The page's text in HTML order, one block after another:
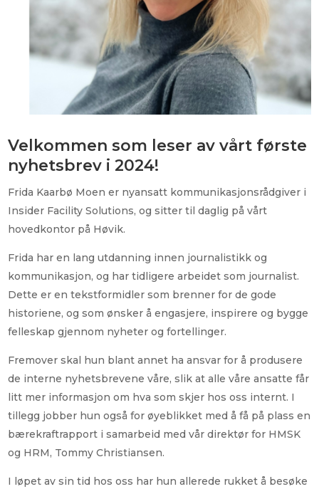
Velkommen som leser av vårt første
nyhetsbrev i 2024!
Frida Kaarbø Moen er nyansatt kommunikasjonsrådgiver i
Insider Facility Solutions, og sitter til daglig på vårt
hovedkontor på Høvik.
Frida har en lang utdanning innen journalistikk og
kommunikasjon, og har tidligere arbeidet som journalist.
Dette er en tekstformidler som brenner for de gode
historiene, og som ønsker å engasjere, inspirere og bygge
felleskap gjennom nyheter og fortellinger.
Fremover skal hun blant annet ha ansvar for å produsere
de interne nyhetsbrevene våre, slik at alle våre ansatte får
litt mer informasjon om hva som skjer hos oss internt. I
tillegg jobber hun også for øyeblikket med å få på plass en
bærekraftrapport i samarbeid med vår direktør for HMSK
og HRM, Tommy Christiansen.
I løpet av sin tid hos oss har hun allerede rukket å besøke